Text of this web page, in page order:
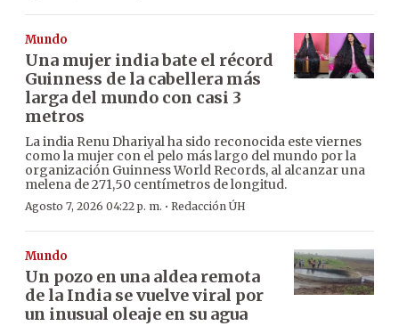
Mundo
Una mujer india bate el récord
Guinness de la cabellera más
larga del mundo con casi 3
metros
La india Renu Dhariyal ha sido reconocida este viernes
como la mujer con el pelo más largo del mundo por la
organización Guinness World Records, al alcanzar una
melena de 271,50 centímetros de longitud.
Agosto 7, 2026 04:22 p. m. · Redacción ÚH
Mundo
Un pozo en una aldea remota
de la India se vuelve viral por
un inusual oleaje en su agua